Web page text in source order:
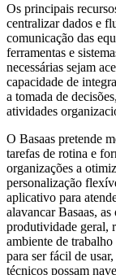
Os principais
centralizar dados e
comunicação das
ferramentas e
necessárias sejam
capacidade de
a tomada de
atividades
O Basaas pretende
tarefas de rotina e
organizações a
personalização
aplicativo para
alavancar Basaas,
produtividade geral,
ambiente de
para ser fácil de
técnicos possam